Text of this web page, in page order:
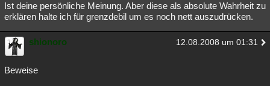
Philosophie Träume Orte Esoterik Literatur
Astronomie Helpdesk Gruppen Gaming Filme
Musik
Übersichten
Ist deine persönliche Meinung. Aber diese als absolute Wahrheit zu
erklären halte ich für grenzdebil um es noch nett auszudrücken.
shionoro 12.08.2008 um 01:31
Beweise